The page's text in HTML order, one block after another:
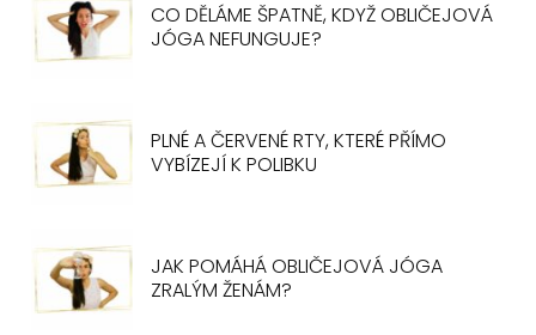
CO DĚLÁME ŠPATNĚ, KDYŽ OBLIČEJOVÁ
JÓGA NEFUNGUJE?
PLNÉ A ČERVENÉ RTY, KTERÉ PŘÍMO
VYBÍZEJÍ K POLIBKU
JAK POMÁHÁ OBLIČEJOVÁ JÓGA
ZRALÝM ŽENÁM?